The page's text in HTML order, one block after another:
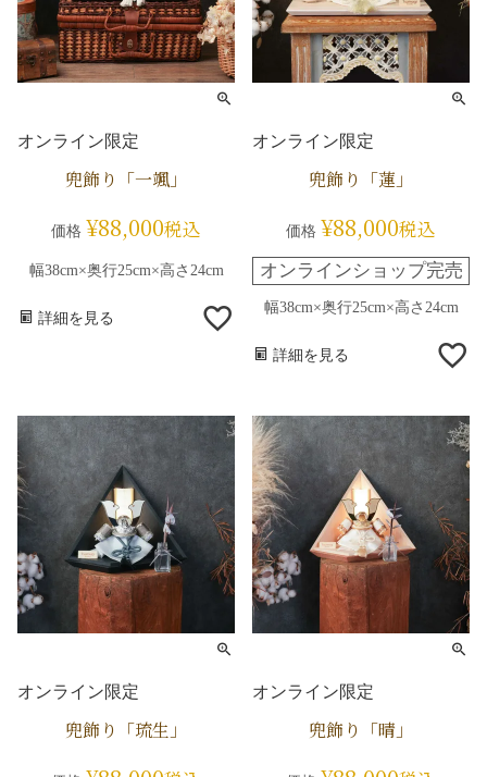
オンライン限定
兜飾り「一颯」
価格 ¥88,000税込
幅38cm×奥行25cm×高さ24cm
詳細を見る
オンライン限定
兜飾り「蓮」
価格 ¥88,000税込
オンラインショップ完売
幅38cm×奥行25cm×高さ24cm
詳細を見る
オンライン限定
兜飾り「琉生」
オンライン限定
兜飾り「晴」